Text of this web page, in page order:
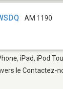
AM 1190
iPad, iPod
le Contactez-